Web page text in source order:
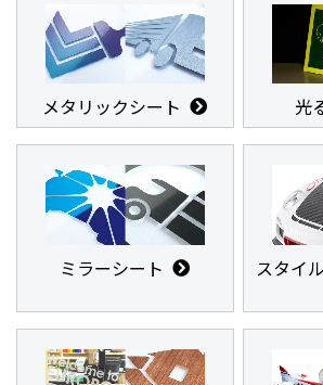
メタリックシート 光
ミラーシート スタイ